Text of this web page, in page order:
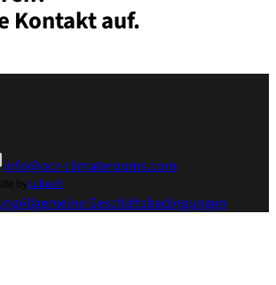
Kontakt auf.
info@ocr-climaterooms.com
byLubach
Allgemeine Geschäftsbedingungen